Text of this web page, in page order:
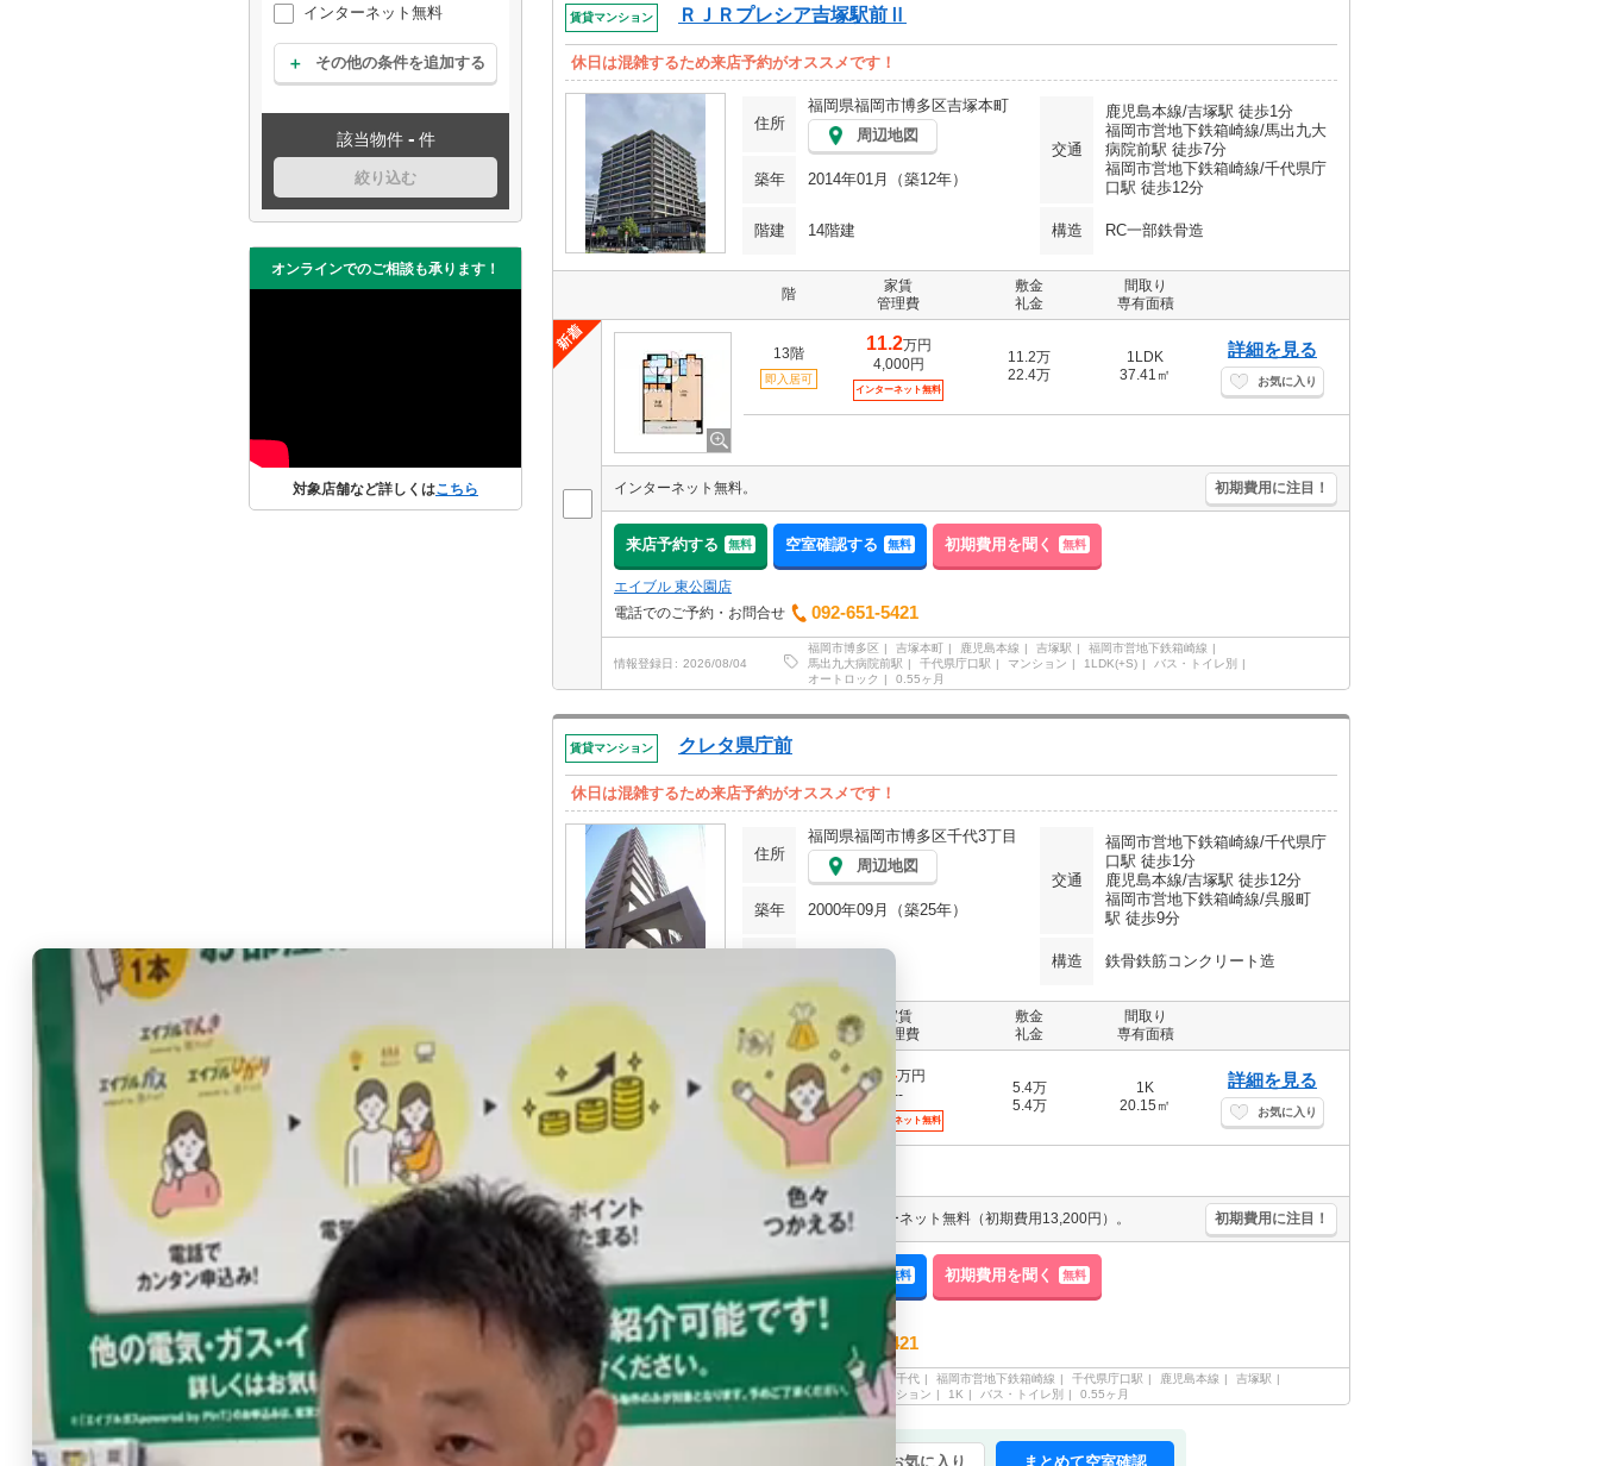
インターネット無料
その他の条件を追加する
該当物件 - 件
絞り込む
オンラインでのご相談も承ります！
対象店舗など詳しくはこちら
賃貸マンション ＲＪＲプレシア吉塚駅前Ⅱ
休日は混雑するため来店予約がオススメです！
住所
福岡県福岡市博多区吉塚本町
周辺地図
交通
鹿児島本線/吉塚駅 徒歩1分
福岡市営地下鉄箱崎線/馬出九大
病院前駅 徒歩7分
福岡市営地下鉄箱崎線/千代県庁
口駅 徒歩12分
築年 2014年01月（築12年）
階建 14階建 構造 RC一部鉄骨造
階
家賃
管理費
敷金
礼金
間取り
専有面積
13階
即入居可
11.2万円
4,000円
インターネット無料
11.2万
22.4万
1LDK
37.41㎡
詳細を見る
お気に入り
インターネット無料。 初期費用に注目！
来店予約する 無料 空室確認する 無料 初期費用を聞く 無料
エイブル 東公園店
電話でのご予約・お問合せ
092-651-5421
情報登録日 2026/08/04
福岡市博多区 吉塚本町 鹿児島本線 吉塚駅
福岡市営地下鉄箱崎線
馬出九大病院前駅
千代県庁口駅 マンション 1LDK(+S)
バス・トイレ別
オートロック
0.55ヶ月
賃貸マンション クレタ県庁前
休日は混雑するため来店予約がオススメです！
住所
福岡県福岡市博多区千代3丁目
周辺地図
交通
福岡市営地下鉄箱崎線/千代県庁
口駅 徒歩1分
鹿児島本線/吉塚駅 徒歩12分
福岡市営地下鉄箱崎線/呉服町
駅 徒歩9分
築年 2000年09月（築25年）
構造 鉄骨鉄筋コンクリート造
階
家賃
管理費
敷金
礼金
間取り
専有面積
11階
5.4万円
--
インターネット無料
5.4万
5.4万
1K
20.15㎡
詳細を見る
お気に入り
オートロック。エレベーターあり。インターネット無料（初期費用13,200円）。 初期費用に注目！
来店予約する 無料 空室確認する 無料 初期費用を聞く 無料
エイブル 東公園店
電話でのご予約・お問合せ
092-651-5421
2026/08/03
福岡市博多区 千代 福岡市営地下鉄箱崎線 千代県庁口駅 鹿児島本線
吉塚駅
呉服町駅
マンション 1K バス・トイレ別 0.55ヶ月
チェックした賃貸物件(最大20件)を まとめてお気に入り まとめて空室確認